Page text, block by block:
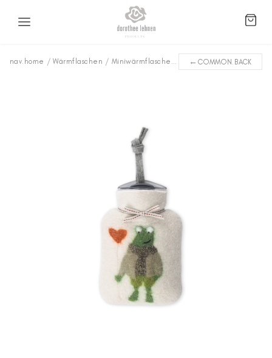
nav.home / Wärmflaschen / Miniwärmflaschen Frosch mit Herz WFXS-
←COMMON.BACK